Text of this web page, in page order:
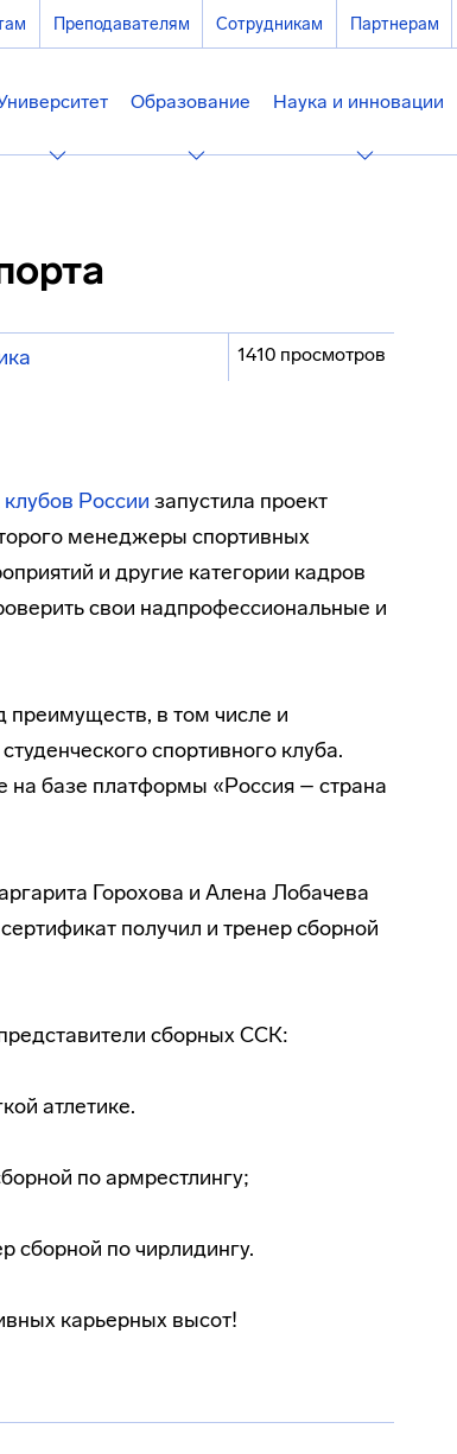
Преподавателям Сотрудникам Партнерам
Образование Наука и инновации
1410 просмотров
России запустила проект
менеджеры спортивных
и другие категории кадров
свои надпрофессиональные и
в том числе и
спортивного клуба.
базе платформы «Россия – страна
Горохова и Алена Лобачева
получил и тренер сборной
сборных ССК:
атлетике.
по армрестлингу;
по чирлидингу.
карьерных высот!